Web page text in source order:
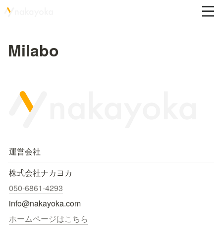
Milabo
運営会社
株式会社ナカヨカ
050-6861-4293
info@nakayoka.com
ホームページはこちら